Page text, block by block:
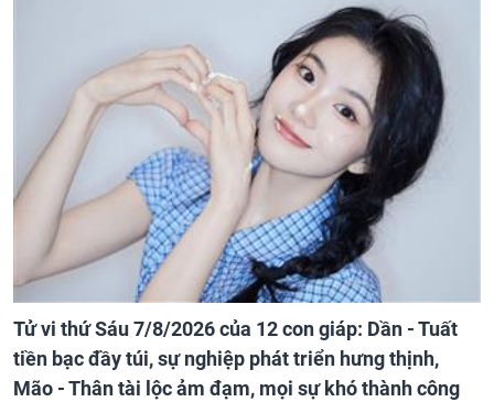
Tử vi thứ Sáu 7/8/2026 của 12 con giáp: Dần - Tuất
tiền bạc đầy túi, sự nghiệp phát triển hưng thịnh,
Mão - Thân tài lộc ảm đạm, mọi sự khó thành công